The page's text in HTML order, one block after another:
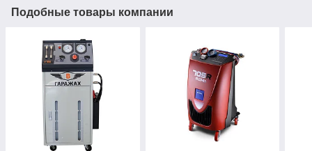
Подобные товары компании